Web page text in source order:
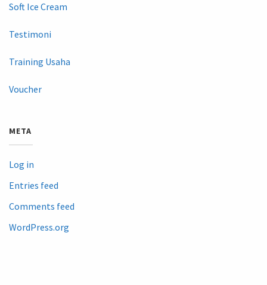
Soft Ice Cream
Testimoni
Training Usaha
Voucher
META
Log in
Entries feed
Comments feed
WordPress.org